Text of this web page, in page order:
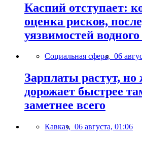
Каспий отступает:
оценка рисков,
уязвимостей
Социальная сфера, 06
Зарплаты растут, но
дорожает быстрее
заметнее всего
Кавказ, 06 августа, 01:06